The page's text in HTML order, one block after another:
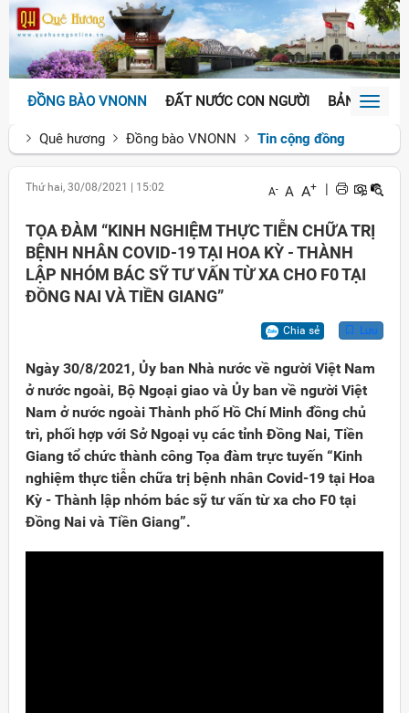
ĐỒNG BÀO VNONN ĐẤT NƯỚC CON NGƯỜI BẢN SẮCToggle
Quê hương
Đồng bào VNONN Tin cộng đồng
Thứ hai, 30/08/2021 15:02 A- A A+
TỌA ĐÀM “KINH NGHIỆM THỰC TIỄN CHỮA TRỊ
BỆNH NHÂN COVID-19 TẠI HOA KỲ - THÀNH
LẬP NHÓM BÁC SỸ TƯ VẤN TỪ XA CHO F0 TẠI
ĐỒNG NAI VÀ TIỀN GIANG”
Chia sẻ Lưu
Ngày 30/8/2021, Ủy ban Nhà nước về người Việt Nam
ở nước ngoài, Bộ Ngoại giao và Ủy ban về người Việt
Nam ở nước ngoài Thành phố Hồ Chí Minh đồng chủ
trì, phối hợp với Sở Ngoại vụ các tỉnh Đồng Nai, Tiền
Giang tổ chức thành công Tọa đàm trực tuyến “Kinh
nghiệm thực tiễn chữa trị bệnh nhân Covid-19 tại Hoa
Kỳ - Thành lập nhóm bác sỹ tư vấn từ xa cho F0 tại
Đồng Nai và Tiền Giang”.